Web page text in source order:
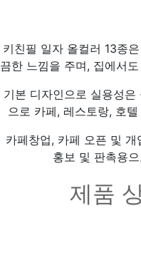
키친필 일자 올컬러 13종
끔한 느낌을 주며, 집에서
기본 디자인으로 실용성
으로 카페, 레스토랑, 호
카페창업, 카페 오픈 및
홍보 및 판촉용
제품